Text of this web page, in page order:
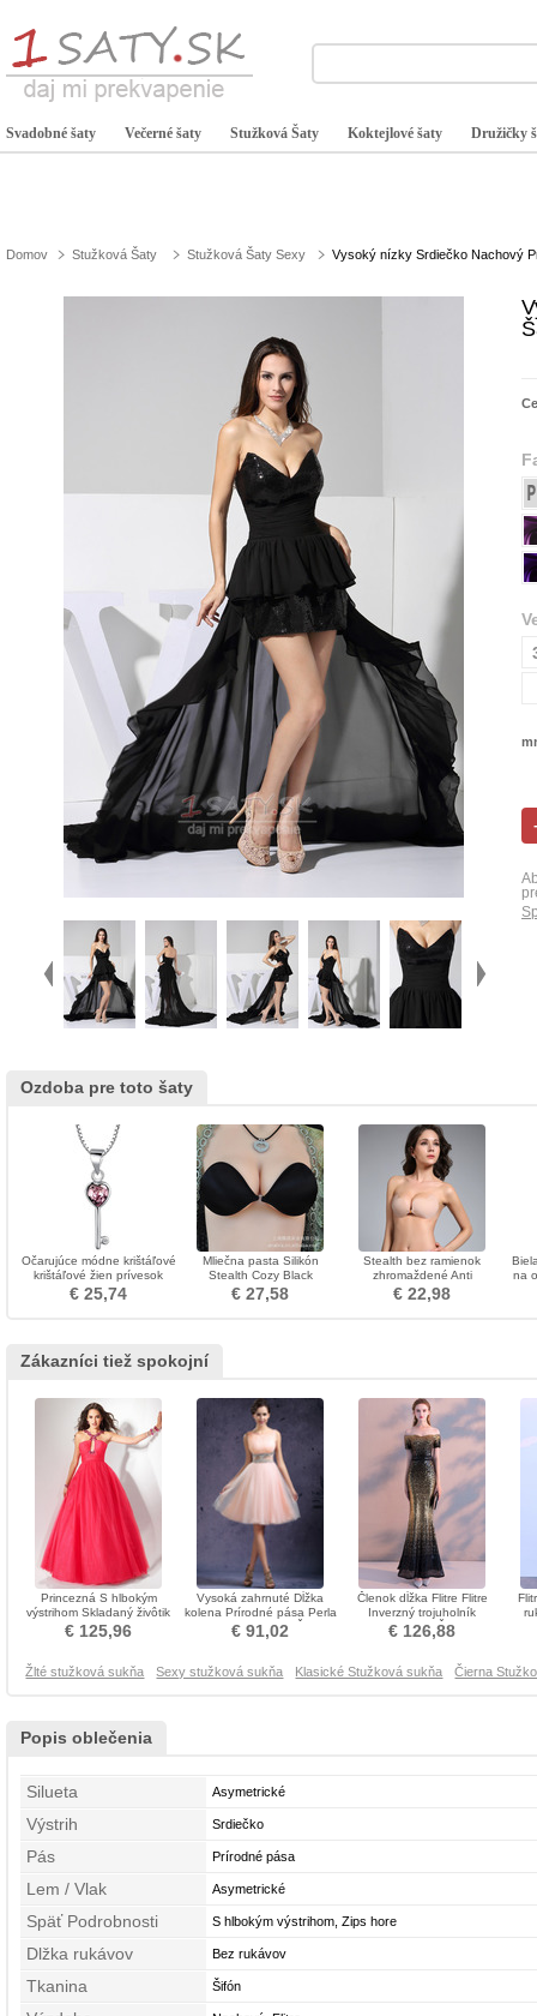
Svadobné šaty Večerné šaty Stužková Šaty Koktejlové šaty Družičky
Domov Stužková Šaty Stužková Šaty Sexy Vysoký nízky Srdiečko Nachový
Ozdoba pre toto šaty
Očarujúce módne krištáľové
krištáľové žien prívesok
€ 25,74
Mliečna pasta Silikón
Stealth Cozy Black
Neviditeľná podprsenka
€ 27,58
Stealth bez ramienok
zhromaždené Anti
vyprázdnené silikónové
priedušné neviditeľné
€ 22,98
na
Zákazníci tiež spokojní
Princezná S hlbokým
výstrihom Skladaný živôtik
Tyl Prom Obleko
€ 125,96
Vysoká zahrnuté Dĺžka
kolena Prírodné pása Perla
ružová Stužková Šaty
€ 91,02
Členok dĺžka Flitre Flitre
Inverzný trojuholník
Stužková Šaty
€ 126,88
Žlté stužková sukňa Sexy stužková sukňa Klasické Stužková sukňa Čierna
Popis oblečenia
Silueta Asymetrické
Výstrih Srdiečko
Pás Prírodné pása
Lem / Vlak Asymetrické
Späť Podrobnosti S hlbokým výstrihom, Zips hore
Dlžka rukávov Bez rukávov
Tkanina Šifón